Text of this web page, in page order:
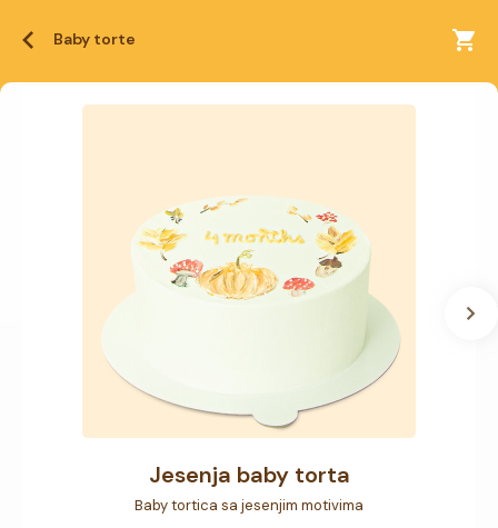
Baby torte
Jesenja baby torta
Baby tortica sa jesenjim motivima